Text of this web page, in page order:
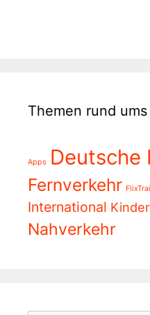
Themen rund
Apps Deutsche
Fernverkehr
International
Nahverkehr